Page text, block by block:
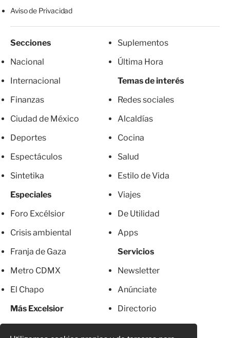
Aviso de Privacidad
Secciones
Nacional
Internacional
Finanzas
Ciudad de México
Deportes
Espectáculos
Sintetika
Especiales
Foro Excélsior
Crisis ambiental
Franja de Gaza
Metro CDMX
El Chapo
Más Excelsior
Suplementos
Última Hora
Temas de interés
Redes sociales
Alcaldías
Cocina
Salud
Estilo de Vida
Viajes
De Utilidad
Apps
Servicios
Newsletter
Anúnciate
Directorio